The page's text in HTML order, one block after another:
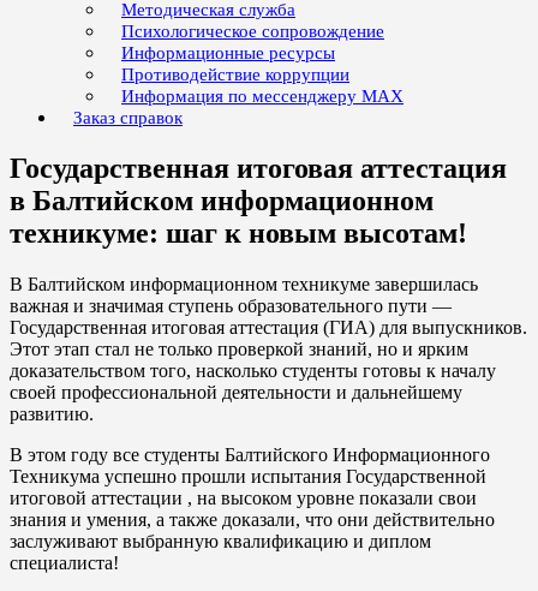
Методическая служба
Психологическое сопровождение
Информационные ресурсы
Противодействие коррупции
Информация по мессенджеру MAX
Заказ справок
Государственная итоговая аттестация
в Балтийском информационном
техникуме: шаг к новым высотам!
В Балтийском информационном техникуме завершилась
важная и значимая ступень образовательного пути —
Государственная итоговая аттестация (ГИА) для выпускников.
Этот этап стал не только проверкой знаний, но и ярким
доказательством того, насколько студенты готовы к началу
своей профессиональной деятельности и дальнейшему
развитию.
В этом году все студенты Балтийского Информационного
Техникума успешно прошли испытания Государственной
итоговой аттестации , на высоком уровне показали свои
знания и умения, а также доказали, что они действительно
заслуживают выбранную квалификацию и диплом
специалиста!